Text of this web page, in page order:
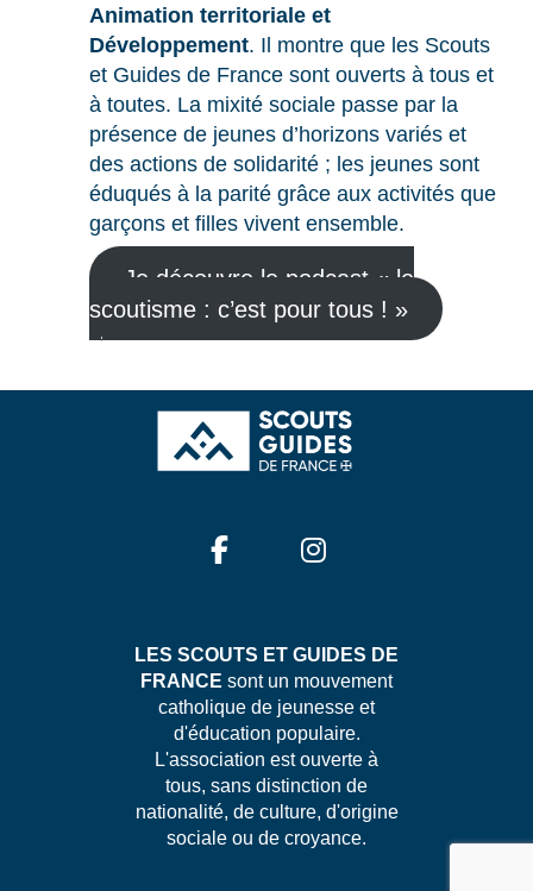
Animation territoriale et
Développement. Il montre que les Scouts
et Guides de France sont ouverts à tous et
à toutes. La mixité sociale passe par la
présence de jeunes d’horizons variés et
des actions de solidarité ; les jeunes sont
éduqués à la parité grâce aux activités que
garçons et filles vivent ensemble.
Je découvre le podcast « le
scoutisme : c’est pour tous ! »
LES SCOUTS ET GUIDES DE
FRANCE sont un mouvement
catholique de jeunesse et
d'éducation populaire.
L'association est ouverte à
tous, sans distinction de
nationalité, de culture, d'origine
sociale ou de croyance.